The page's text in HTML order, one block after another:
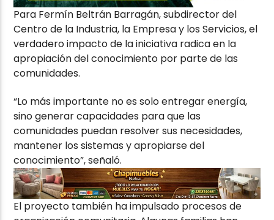
Para Fermín Beltrán Barragán, subdirector del
Centro de la Industria, la Empresa y los Servicios, el
verdadero impacto de la iniciativa radica en la
apropiación del conocimiento por parte de las
comunidades.
“Lo más importante no es solo entregar energía,
sino generar capacidades para que las
comunidades puedan resolver sus necesidades,
mantener los sistemas y apropiarse del
conocimiento”, señaló.
El proyecto también ha impulsado procesos de